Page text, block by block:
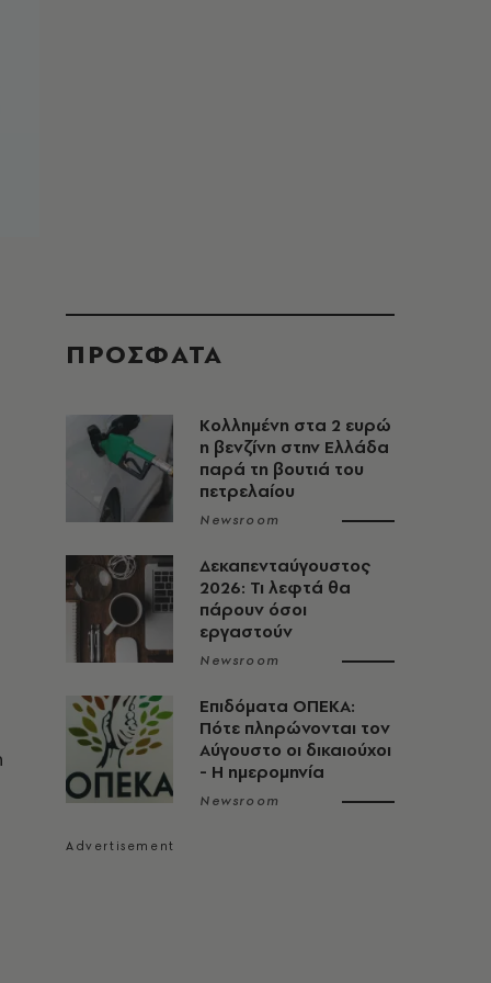
ΠΡΟΣΦΑΤΑ
Κολλημένη στα 2 ευρώ
η βενζίνη στην Ελλάδα
παρά τη βουτιά του
πετρελαίου
Newsroom
Δεκαπενταύγουστος
2026: Τι λεφτά θα
πάρουν όσοι
εργαστούν
Newsroom
Επιδόματα ΟΠΕΚΑ:
Πότε πληρώνονται τον
Αύγουστο οι δικαιούχοι
- Η ημερομηνία
Newsroom